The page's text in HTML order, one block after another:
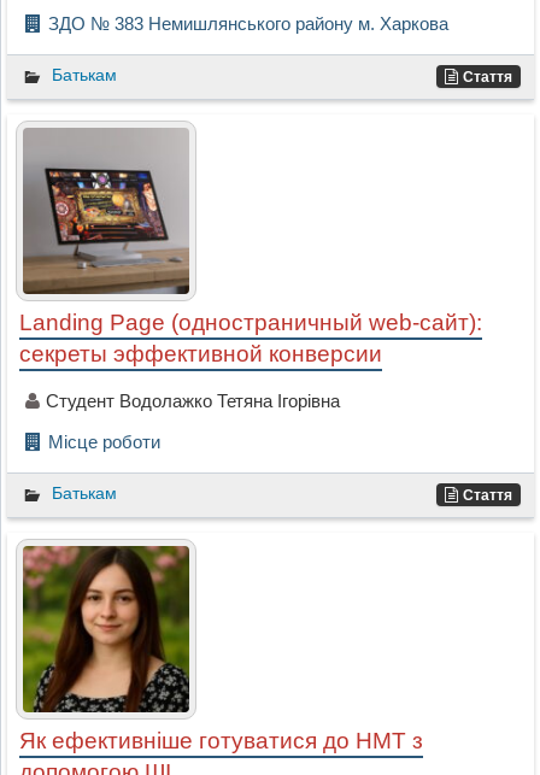
ЗДО № 383 Немишлянського району м. Харкова
Батькам Стаття
Landing Page (одностраничный web-сайт):
секреты эффективной конверсии
Студент Водолажко Тетяна Ігорівна
Місце роботи
Батькам Стаття
Як ефективніше готуватися до НМТ з